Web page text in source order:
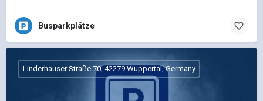
Busparkplätze
Linderhauser Straße 70, 42279 Wuppertal, Germany